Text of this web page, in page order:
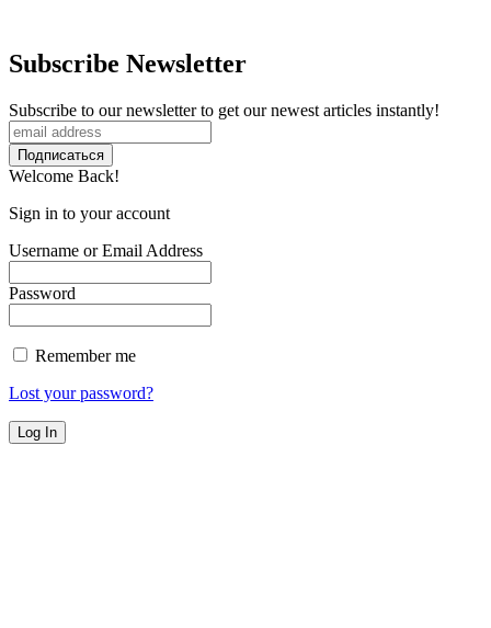
Subscribe Newsletter
Subscribe to our newsletter to get our newest articles instantly!
Welcome Back!
Sign in to your account
Username or Email Address
Password
Remember me
Lost your password?